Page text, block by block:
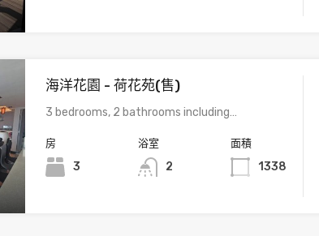
海洋花園 - 荷花苑(售)
3 bedrooms, 2 bathrooms including…
房
3
浴室
2
面積
1338